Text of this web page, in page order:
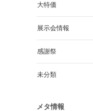
大特価
展示会情報
感謝祭
未分類
メタ情報